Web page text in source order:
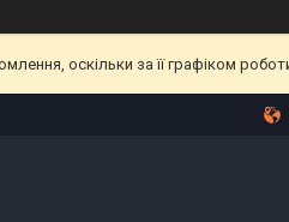
оскільки за її графіком